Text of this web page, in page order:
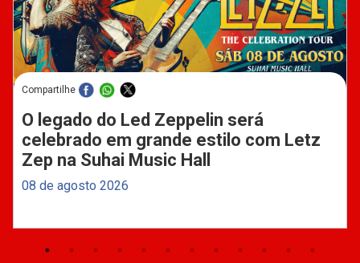
Compartilhe
O legado do Led Zeppelin será
celebrado em grande estilo com Letz
Zep na Suhai Music Hall
08 de agosto 2026